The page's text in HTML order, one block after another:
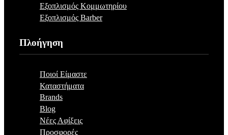
Εξοπλισμός Κομμωτηρίου
Εξοπλισμός Barber
Πλοήγηση
Ποιοί Είμαστε
Καταστήματα
Brands
Blog
Νέες Αφίξεις
Προσφορές